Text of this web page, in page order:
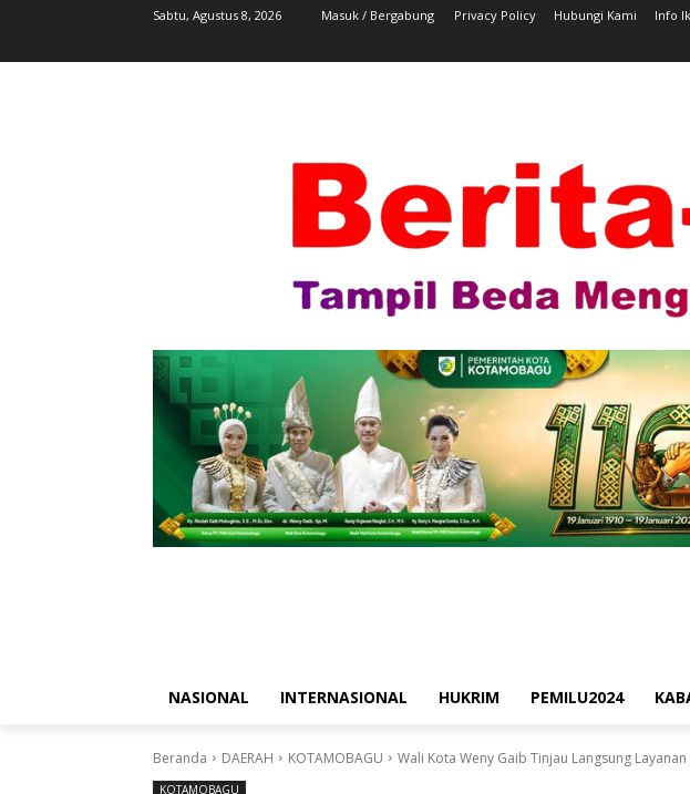
Sabtu, Agustus 8, 2026 Masuk / Bergabung Privacy Policy Hubungi Kami Info
NASIONAL INTERNASIONAL HUKRIM PEMILU2024
Beranda DAERAH KOTAMOBAGU Wali Kota Weny Gaib Tinjau Langsung
KOTAMOBAGU